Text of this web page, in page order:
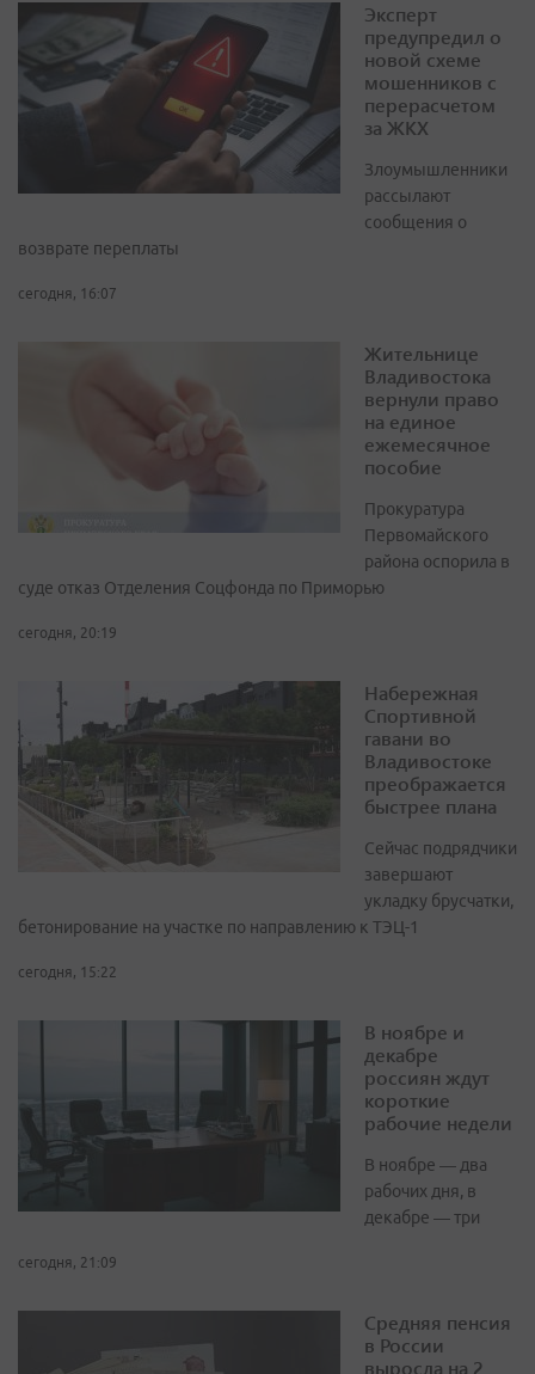
Эксперт
предупредил о
новой схеме
мошенников с
перерасчетом
за ЖКХ
Злоумышленники
рассылают
сообщения о
возврате переплаты
сегодня, 16:07
Жительнице
Владивостока
вернули право
на единое
ежемесячное
пособие
Прокуратура
Первомайского
района оспорила в
суде отказ Отделения Соцфонда по Приморью
сегодня, 20:19
Набережная
Спортивной
гавани во
Владивостоке
преображается
быстрее плана
Сейчас подрядчики
завершают
укладку брусчатки,
бетонирование на участке по направлению к ТЭЦ-1
сегодня, 15:22
В ноябре и
декабре
россиян ждут
короткие
рабочие недели
В ноябре — два
рабочих дня, в
декабре — три
сегодня, 21:09
Средняя пенсия
в России
выросла на 2